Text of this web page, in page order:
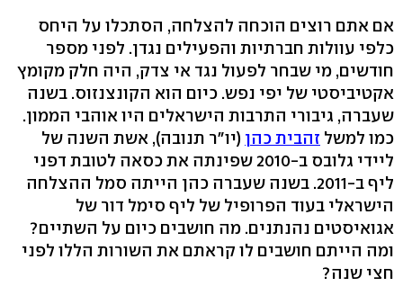
אם אתם רוצים הוכחה להצלחה, הסתכלו על היחס
כלפי עוולות חברתיות והפעילים נגדן. לפני מספר
חודשים, מי שבחר לפעול נגד אי צדק, היה חלק מקומץ
אקטיביסטי של יפי נפש. כיום הוא הקונצנזוס. בשנה
שעברה, גיבורי התרבות הישראלים היו אוהבי הממון.
כמו למשל זהבית כהן (יו"ר תנובה), אשת השנה של
ליידי גלובס ב-2010 שפינתה את כסאה לטובת דפני
ליף ב-2011. בשנה שעברה כהן הייתה סמל ההצלחה
הישראלי בעוד הפרופיל של ליף סימל דור של
אגואיסטים נהנתנים. מה חושבים כיום על השתיים?
ומה הייתם חושבים לו קראתם את השורות הללו לפני
חצי שנה?